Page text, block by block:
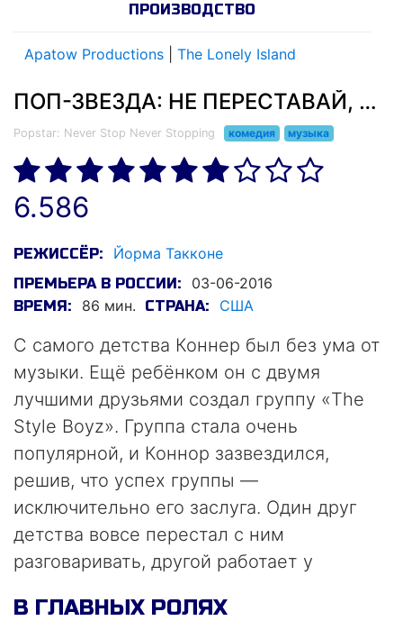
ПРОИЗВОДСТВО
Apatow Productions The Lonely Island
ПОП-ЗВЕЗДА: НЕ ПЕРЕСТАВАЙ, НЕ ОСТАНАВЛИВАЙСЯ (2016)
Popstar: Never Stop Never Stopping комедия музыка
6.586
РЕЖИССЁР: Йорма Такконе
ПРЕМЬЕРА В РОССИИ: 03-06-2016
ВРЕМЯ: 86 мин. СТРАНА: США
С самого детства Коннер был без ума от
музыки. Ещё ребёнком он с двумя
лучшими друзьями создал группу «The
Style Boyz». Группа стала очень
популярной, и Коннор зазвездился,
решив, что успех группы —
исключительно его заслуга. Один друг
детства вовсе перестал с ним
разговаривать, другой работает у
суперзвезды — его менеджер,
В ГЛАВНЫХ РОЛЯХ